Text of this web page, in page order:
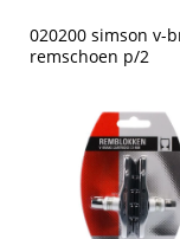
020200 simson v-
remschoen p/2